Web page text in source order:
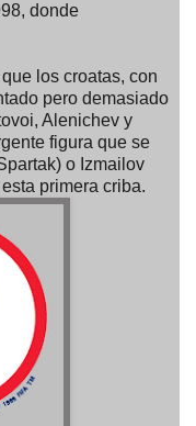
donde
los croatas, con
pero demasiado
Alenichev y
figura que se
o Izmailov
primera criba.